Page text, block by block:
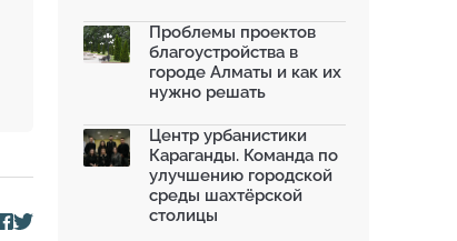
На слушаниях по корректировке
СЭО Генплана Алматы...
30.06.2026
130-летняя Майская роща в
22.06.2026
По улице Саина в Алматы с 20
июня заработает авто...
19.06.2026
Проблемы проектов
благоустройства в
городе Алматы и как их
нужно решать
Центр урбанистики
Караганды. Команда по
улучшению городской
среды шахтёрской
столицы